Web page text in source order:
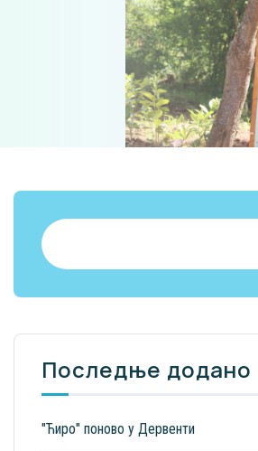
Последње додано
"Ћиро" поново у Дервенти